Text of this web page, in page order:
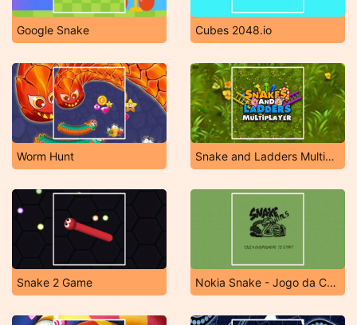
Google Snake Cubes 2048.io
Worm Hunt Snake and Ladders Multiplayer
Snake 2 Game Nokia Snake - Jogo da Cobrinha Nokia